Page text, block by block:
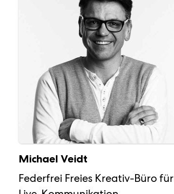
Michael Veidt
Federfrei Freies Kreativ-Büro für